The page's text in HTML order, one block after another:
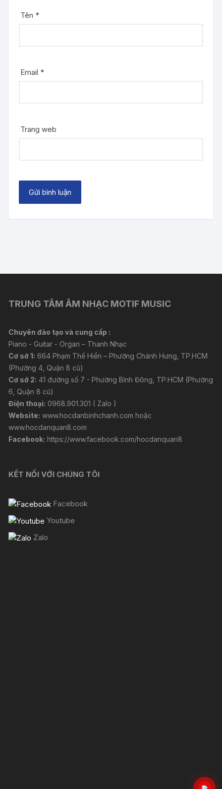
Tên *
Email *
Trang web
TRUNG TÂM ÂM NHẠC MOTIF MUSIC
Chuyên đào tạo và cung cấp :
Piano - Guitar - Organ – Thanh Nhạc
Cơ sở 1: 664 Phạm Thế Hiển – Phường Chánh Hưng, TP.HCM
(Phường 4, Quận 8 cũ)
Cơ sở 2: 41 đường số 7 - Phường Bình Đông, TP.HCM (Phường
6, Quận 8 cũ)
Điện thoại: 0968.901.301 ( Zalo )
Website: www.hocdanbinhchanh.com hoặc
www.hocdanquan8.com
Facebook: https://www.facebook.com/hocdanquan8
KẾT NỐI VỚI CHÚNG TÔI
Facebook
Youtube
Zalo